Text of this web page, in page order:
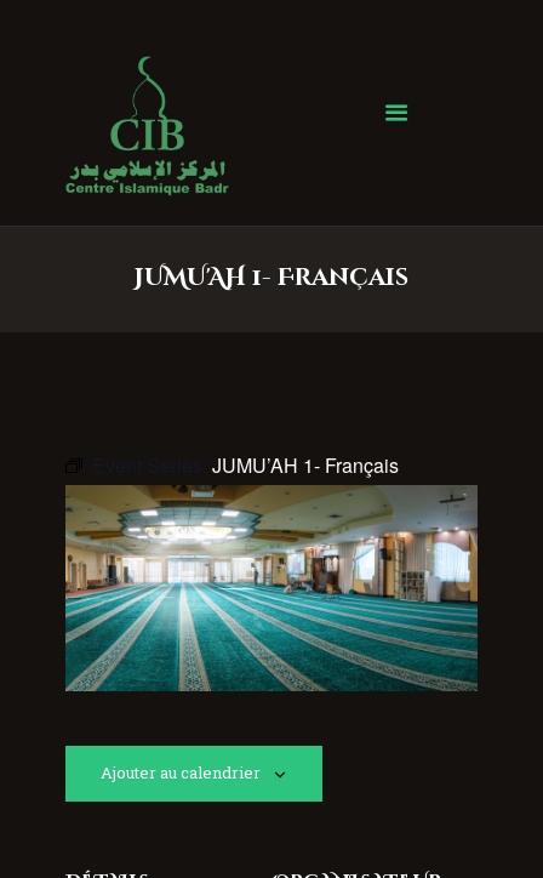
JUMU'AH 1- Français
Centre Islamique Badr
Accueil
À propos
Services
Event Series: JUMU’AH 1- Français
Ajouter au calendrier